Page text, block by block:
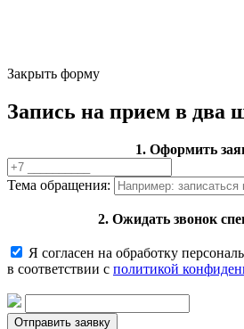
Закрыть форму
Запись на прием в два
1. Оформить
Тема обращения:
2. Ожидать звонок
Я согласен на обработку
в соответствии с политикой